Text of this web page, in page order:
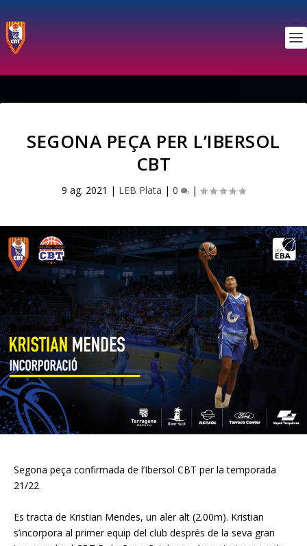
SEGONA PEÇA PER L’IBERSOL
CBT
9 ag. 2021 | LEB Plata | 0 |
Segona peça confirmada de l’Ibersol CBT per la temporada
21/22
Es tracta de Kristian Mendes, un aler alt (2.00m). Kristian
s’incorpora al primer equip del club després de la seva gran